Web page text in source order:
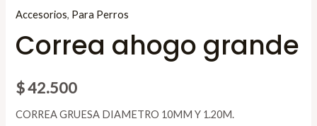
Accesorios, Para Perros
Correa ahogo grande
$42.500
CORREA GRUESA DIAMETRO 10MM Y 1.20M.